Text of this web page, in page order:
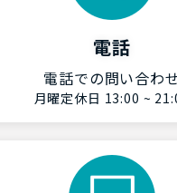
電話
電話での問い合わ
月曜定休日 13:00 ~